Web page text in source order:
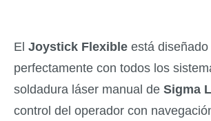
El Joystick Flexible está
perfectamente con todos los
soldadura láser manual de Sigma
control del operador con